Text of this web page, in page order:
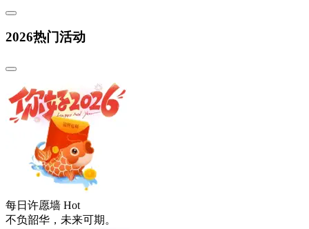
2026热门活动
每日许愿墙 Hot
不负韶华，未来可期。